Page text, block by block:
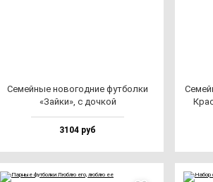
Семей­ные но­во­год­ние фут­бол­ки
«Зай­ки», с доч­кой
3104 руб